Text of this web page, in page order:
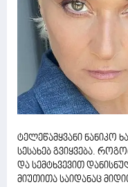
ტელეწამყვანი ნანიკო
სესახებ გვიყვება.
და სემტხვევით
მიუთითა საიდანაც